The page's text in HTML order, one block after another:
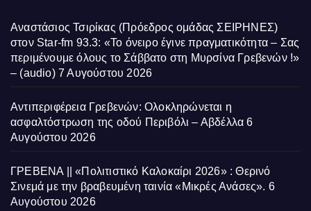
Αναστάσιος Τσιρίκας (Πρόεδρος ομάδας ΣΕΙΡΗΝΕΣ)
στον Star-fm 93.3: «Το όνειρο έγινε πραγματικότητα – Σας
περιμένουμε όλους το Σάββατο στη Μυρσίνα Γρεβενών !»
– (audio) 7 Αυγούστου 2026
Αντιπεριφέρεια Γρεβενών: Ολοκληρώνεται η
ασφαλτόστρωση της οδού Περιβόλι – Αβδέλλα 6
Αυγούστου 2026
ΓΡΕΒΕΝΑ || «Πολιτιστικό Καλοκαίρι 2026» : Θερινό
Σινεμά με την βραβευμένη ταινία «Μικρές Ανάσες». 6
Αυγούστου 2026